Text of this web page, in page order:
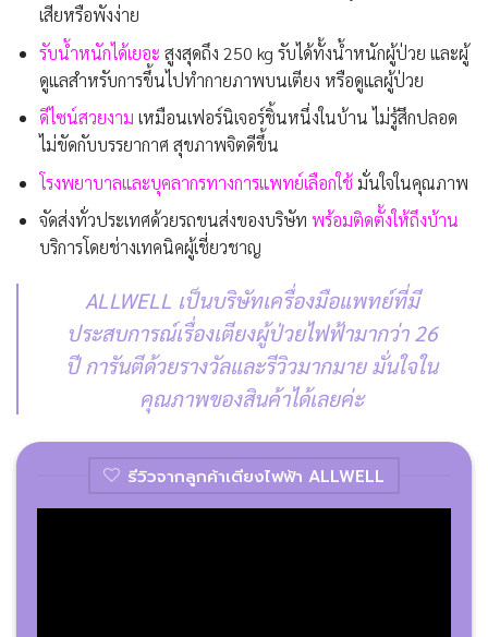
เสียหรือพังง่าย
รับน้ำหนักได้เยอะ สูงสุดถึง 250 kg รับได้ทั้งน้ำหนักผู้ป่วย และผู้
ดูแลสำหรับการขึ้นไปทำกายภาพบนเตียง หรือดูแลผู้ป่วย
ดีไซน์สวยงาม เหมือนเฟอร์นิเจอร์ชิ้นหนึ่งในบ้าน ไม่รู้สึกปลอด
ไม่ขัดกับบรรยากาศ สุขภาพจิตดีขึ้น
โรงพยาบาลและบุคลากรทางการแพทย์เลือกใช้มั่นใจในคุณภาพ
จัดส่งทั่วประเทศด้วยรถขนส่งของบริษัท พร้อมติดตั้งให้ถึงบ้าน
บริการโดยช่างเทคนิคผู้เชี่ยวชาญ
ALLWELL เป็นบริษัทเครื่องมือแพทย์ที่มี
ประสบการณ์เรื่องเตียงผู้ป่วยไฟฟ้ามากว่า 26
ปี การันตีด้วยรางวัลและรีวิวมากมาย มั่นใจใน
คุณภาพของสินค้าได้เลยค่ะ
รีวิวจากลูกค้าเตียงไฟฟ้า ALLWELL